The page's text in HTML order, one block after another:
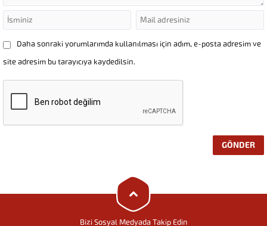
Daha sonraki yorumlarımda kullanılması için adım, e-posta adresim ve
site adresim bu tarayıcıya kaydedilsin.
Bizi Sosyal Medyada Takip Edin
Uçan Kolej
Cevap Yaz